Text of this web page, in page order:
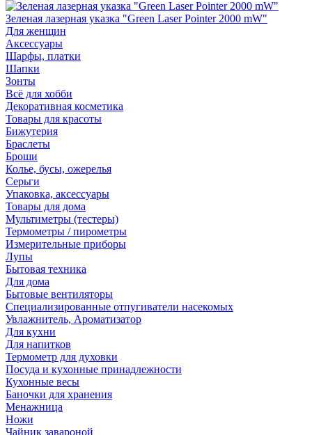
Зеленая лазерная указка "Green Laser Pointer 2000 mW"
Для женщин
Аксессуары
Шарфы, платки
Шапки
Зонты
Всё для хобби
Декоративная косметика
Товары для красоты
Бижутерия
Браслеты
Броши
Колье, бусы, ожерелья
Серьги
Упаковка, аксессуары
Товары для дома
Мультиметры (тестеры)
Термометры / пирометры
Измерительные приборы
Лупы
Бытовая техника
Для дома
Бытовые вентиляторы
Специализированные отпугиватели насекомых
Увлажнитель, Ароматизатор
Для кухни
Для напитков
Термометр для духовки
Посуда и кухонные принадлежности
Кухонные весы
Баночки для хранения
Менажница
Ножи
Чайник завароной